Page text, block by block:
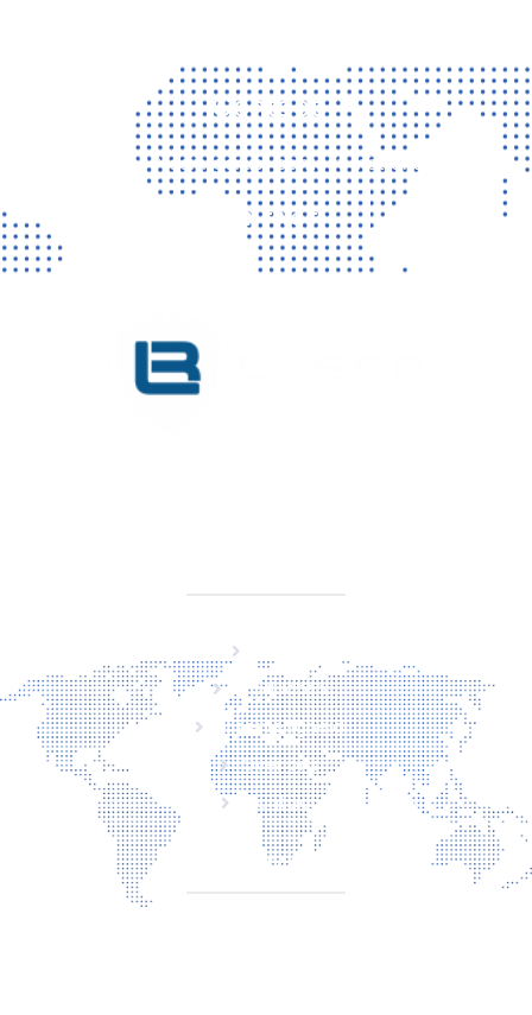
Contact
Vragen? Neem gerust contact met ons op!
CONTACT
Producten
Laserveiligheid
Over ons
Contact
CONTACT